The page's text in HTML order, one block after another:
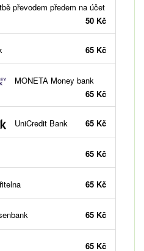
převodem předem na účet
50 Kč
65 Kč
MONETA Money bank
65 Kč
UniCredit Bank 65 Kč
65 Kč
65 Kč
65 Kč
65 Kč